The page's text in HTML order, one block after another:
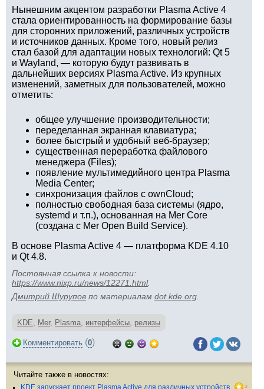
Нынешним акцентом разработки Plasma Active 4
стала ориентированность на формирование базы
для сторонних приложений, различных устройств
и источников данных. Кроме того, новый релиз
стал базой для адаптации новых технологий: Qt 5
и Wayland, — которую будут развивать в
дальнейших версиях Plasma Active. Из крупных
изменений, заметных для пользователей, можно
отметить:
общее улучшение производительности;
переделанная экранная клавиатура;
более быстрый и удобный веб-браузер;
существенная переработка файлового
менеджера (Files);
появление мультимедийного центра Plasma
Media Center;
синхронизация файлов с ownCloud;
полностью свободная база системы (ядро,
systemd и т.п.), основанная на Mer Core
(создана с Mer Open Build Service).
В основе Plasma Active 4 — платформа KDE 4.10
и Qt 4.8.
Постоянная ссылка к новости:
https://www.nixp.ru/news/12271.html.
Дмитрий Шурупов по материалам dot.kde.org
KDE, Mer, Plasma, интерфейсы, релизы
Комментировать (0)
Читайте также в новостях:
KDE запускает проект Plasma Active для различных устройств 2